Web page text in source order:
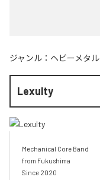
ジャンル： ヘビーメタル
Lexulty
Mechanical Core Band
from Fukushima
Since 2020